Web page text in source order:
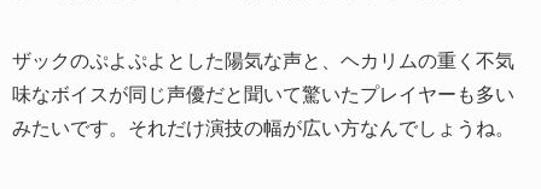
ザックのぷよぷよとした陽気な声と、ヘカリムの重く不気
味なボイスが同じ声優だと聞いて驚いたプレイヤーも多い
みたいです。それだけ演技の幅が広い方なんでしょうね。